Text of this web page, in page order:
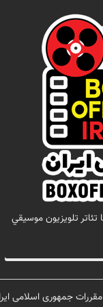
تئاتر تلويزيون موسيقي
مقررات جمهوری اسلامی